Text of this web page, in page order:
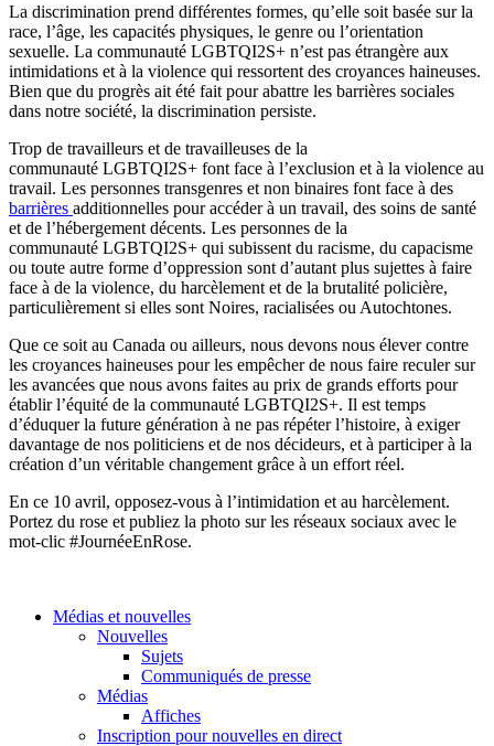
La discrimination prend différentes formes, qu’elle soit basée sur la
race, l’âge, les capacités physiques, le genre ou l’orientation
sexuelle. La communauté LGBTQI2S+ n’est pas étrangère aux
intimidations et à la violence qui ressortent des croyances haineuses.
Bien que du progrès ait été fait pour abattre les barrières sociales
dans notre société, la discrimination persiste.
Trop de travailleurs et de travailleuses de la
communauté LGBTQI2S+ font face à l’exclusion et à la violence au
travail. Les personnes transgenres et non binaires font face à des
barrières additionnelles pour accéder à un travail, des soins de santé
et de l’hébergement décents. Les personnes de la
communauté LGBTQI2S+ qui subissent du racisme, du capacisme
ou toute autre forme d’oppression sont d’autant plus sujettes à faire
face à de la violence, du harcèlement et de la brutalité policière,
particulièrement si elles sont Noires, racialisées ou Autochtones.
Que ce soit au Canada ou ailleurs, nous devons nous élever contre
les croyances haineuses pour les empêcher de nous faire reculer sur
les avancées que nous avons faites au prix de grands efforts pour
établir l’équité de la communauté LGBTQI2S+. Il est temps
d’éduquer la future génération à ne pas répéter l’histoire, à exiger
davantage de nos politiciens et de nos décideurs, et à participer à la
création d’un véritable changement grâce à un effort réel.
En ce 10 avril, opposez-vous à l’intimidation et au harcèlement.
Portez du rose et publiez la photo sur les réseaux sociaux avec le
mot-clic #JournéeEnRose.
Médias et nouvelles
Nouvelles
Sujets
Communiqués de presse
Médias
Affiches
Inscription pour nouvelles en direct